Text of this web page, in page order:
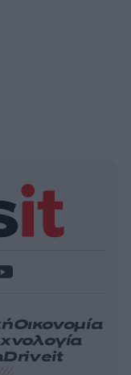
Οικονομία
Driveit